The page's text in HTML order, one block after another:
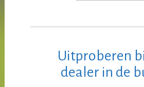
Uitproberen
dealer in de